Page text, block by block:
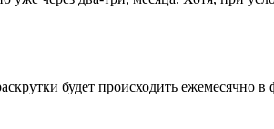
будет происходить ежемесячно в